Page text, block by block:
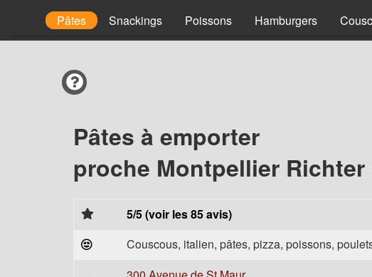
Pâtes Snackings Poissons Hamburgers
Pâtes à emporter
proche Montpellier Richter
5/5 (voir les 85 avis)
Couscous, italien, pâtes, pizza, poissons,